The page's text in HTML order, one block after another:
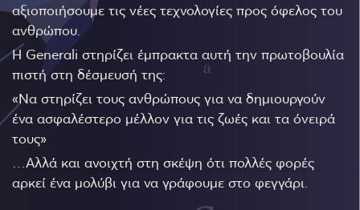
αξιοποιήσουμε τις νέες τεχνολογίες προς όφελος του
ανθρώπου.
Η Generali στηρίζει έμπρακτα αυτή την πρωτοβουλία
πιστή στη δέσμευσή της:
«Να στηρίζει τους ανθρώπους για να δημιουργούν
ένα ασφαλέστερο μέλλον για τις ζωές και τα όνειρά
τους»
…Αλλά και ανοιχτή στη σκέψη ότι πολλές φορές
αρκεί ένα μολύβι για να γράφουμε στο φεγγάρι.